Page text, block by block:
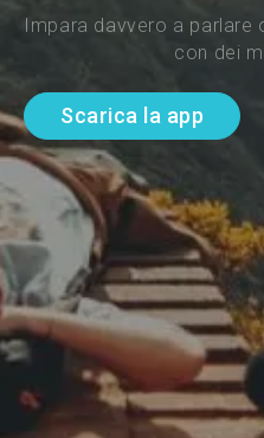
Impara davvero a
con dei
Scarica la app